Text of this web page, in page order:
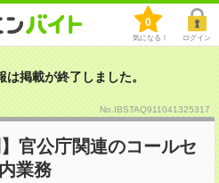
0
気になる！ ログイン
掲載が終了しました。
No.IBSTAQ911041325317
官公庁関連のコールセ
業務